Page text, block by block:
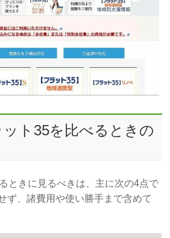
ト35を比べるときの
ときに見るべきは、主に次の4点で
ず、諸費用や使い勝手まで含めて